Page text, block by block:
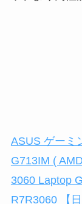
ASUS ゲーミ
G713IM (
3060 Laptop
R7R3060 【